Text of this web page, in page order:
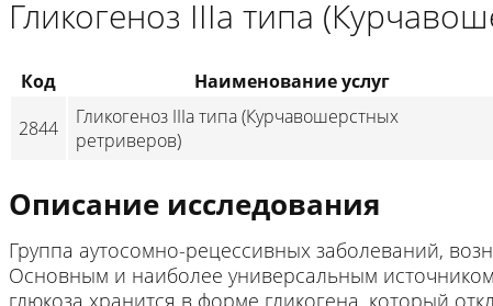
Гликогеноз IIIa типа
Код Наименование услуг
2844
Гликогеноз IIIa типа (Курчавошерстных
ретриверов)
Описание исследования
Группа аутосомно-рецессивных заболеваний,
Основным и наиболее универсальным
глюкоза хранится в форме гликогена, который